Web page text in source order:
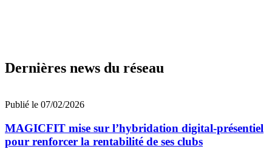
Dernières news du réseau
Publié le 07/02/2026
MAGICFIT mise sur l’hybridation digital-présentiel
pour renforcer la rentabilité de ses clubs